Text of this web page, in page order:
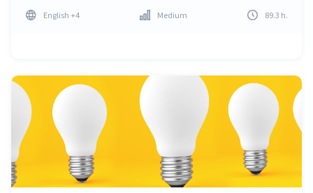
English +4 Medium 89.3 h.